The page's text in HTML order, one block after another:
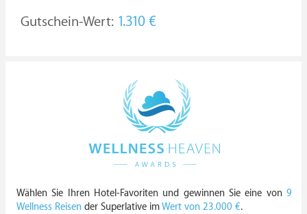
Gutschein-Wert: 1.310 €
Wählen Sie Ihren Hotel-Favoriten und gewinnen Sie eine von 9
Wellness Reisen der Superlative imWert von 23.000 €.